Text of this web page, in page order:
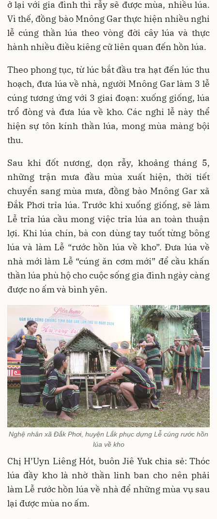
ở lại với gia đình thì rẫy sẽ được mùa, nhiều lúa.
Vì thế, đồng bào Mnông Gar thực hiện nhiều nghi
lễ cúng thần lúa theo vòng đời cây lúa và thực
hành nhiều điều kiêng cữ liên quan đến hồn lúa.
Theo phong tục, từ lúc bắt đầu tra hạt đến lúc thu
hoạch, đưa lúa về nhà, người Mnông Gar làm 3 lễ
cúng tương ứng với 3 giai đoạn: xuống giống, lúa
trổ đòng và đưa lúa về kho. Các nghi lễ này thể
hiện sự tôn kính thần lúa, mong mùa màng bội
thu.
Sau khi đốt nương, dọn rẫy, khoảng tháng 5,
những trận mưa đầu mùa xuất hiện, thời tiết
chuyển sang mùa mưa, đồng bào Mnông Gar xã
Đắk Phơi trỉa lúa. Trước khi xuống giống, sẽ làm
Lễ trỉa lúa cầu mong việc trỉa lúa an toàn thuận
lợi. Khi lúa chín, bà con dùng tay tuốt từng bông
lúa và làm Lễ “rước hồn lúa về kho”. Đưa lúa về
nhà mới làm Lễ “cúng ăn cơm mới” để cầu khấn
thần lúa phù hộ cho cuộc sống gia đình ngày càng
được no ấm và bình yên.
Nghệ nhân xã Đắk Phơi, huyện Lắk phục dựng Lễ cúng rước hồn
lúa về kho
Chị H’Uyn Liêng Hót, buôn Jiê Yuk chia sẻ: Thóc
lúa đầy kho là nhờ thần linh ban cho nên phải
làm Lễ rước hồn lúa về nhà để những mùa vụ sau
lại được mùa no ấm.